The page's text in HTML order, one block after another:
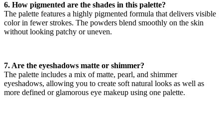
6. How pigmented are the shades in this palette?
The palette features a highly pigmented formula that delivers visible
color in fewer strokes. The powders blend smoothly on the skin
without looking patchy or uneven.
7. Are the eyeshadows matte or shimmer?
The palette includes a mix of matte, pearl, and shimmer
eyeshadows, allowing you to create soft natural looks as well as
more defined or glamorous eye makeup using one palette.